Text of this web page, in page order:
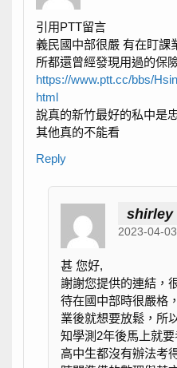
引用PTT留言
義民國中部很嚴 有在盯課
所都還曾經發現用過的保
https://www.ptt.cc/bbs/
html
說真的新竹最好的私中是
其他真的不能看
Reply
shirley
2023-04-
甚 您好,
謝謝您提供的連結，
待在國中部時很嚴格
業後就想要放鬆，所
知學測2年後馬上就
高中生都沒有辦法考